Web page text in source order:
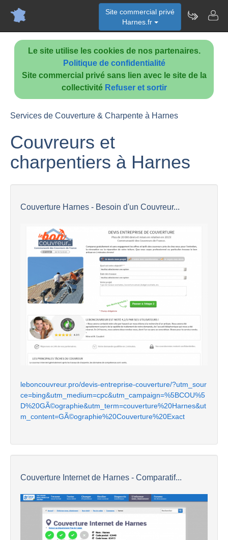
Le site utilise les cookies de nos partenaires.
Politique de confidentialité
Site commercial privé sans lien avec le site de la
collectivité Refuser et sortir
Site commercial privé
Harnes.fr
Services de Couverture & Charpente à Harnes
Couvreurs et
charpentiers à Harnes
Couverture Harnes - Besoin d'un Couvreur...
leboncouvreur.pro/devis-entreprise-couverture/?utm_sour
ce=bing&utm_medium=cpc&utm_campaign=%5BCOU%5
D%20GÃ©ographie&utm_term=couverture%20Harnes&ut
m_content=GÃ©ographie%20Couverture%20Exact
Couverture Internet de Harnes - Comparatif...